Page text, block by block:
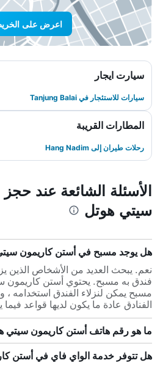
اعرض على
سيارت ايجار
سيارات للاستئجار في Tanjung Balai
المطارات القريبة
رحلات طيران إلى Hang Nadim
الأسئلة الشائعة عند
سيتي هوتل
هل يوجد مسبح في أستن كاريمون
فندق به مسبح. يحتوي أستن كاريمون
مسبح يمكن لنزلاء الفندق استخدامه ،
الفنادق عادة ما يكون لديها قواعد
ما هو رقم هاتف أستن كاريمون سيتي
هل تتوفر خدمة الواي فاي في أستن